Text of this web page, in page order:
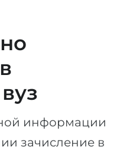
информации
зачисление в